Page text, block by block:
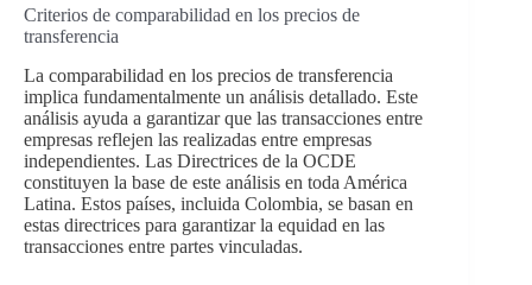
Criterios de comparabilidad en los precios de
transferencia
La comparabilidad en los precios de transferencia
implica fundamentalmente un análisis detallado. Este
análisis ayuda a garantizar que las transacciones entre
empresas reflejen las realizadas entre empresas
independientes. Las Directrices de la OCDE
constituyen la base de este análisis en toda América
Latina. Estos países, incluida Colombia, se basan en
estas directrices para garantizar la equidad en las
transacciones entre partes vinculadas.